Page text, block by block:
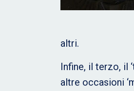
altri.
Infine, il terzo, il
altre occasioni